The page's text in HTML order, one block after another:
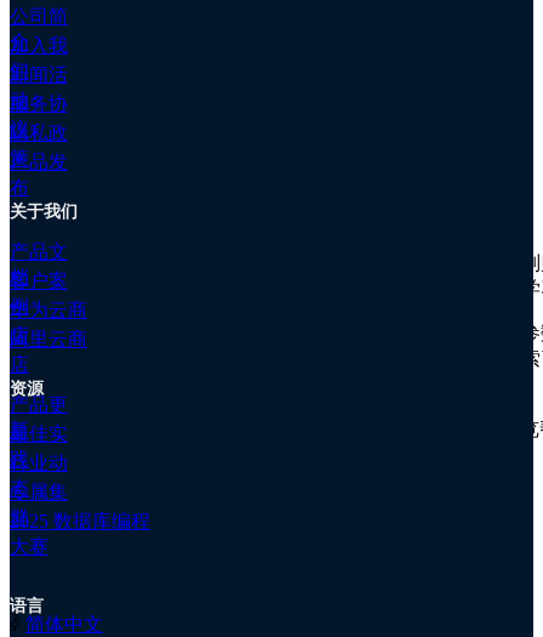
比
客
户
案
例
文
档
属
群
公
司
简
公
司
资
讯
关
于
入
有什么亮点？
在上期迭代中，NineData 正式发布针对 PostgreSQL 的
可视化表结构设计功能。要满足开发人员对于
PostgreSQL 图形化表结构设计的需求，NineData 的解
决思路如下：
模块化
：将建表语句的各项复杂的参数分类，然后分
键、分区、表选项
五个模块下，界面布局相当清晰，
参数全方位覆盖
：对于表、字段、约束等各种属性的
的创建、多种约束及普通
：提供便捷的交互操作，结合实时 SQL 预
NineData 的目标可以归纳为一句话：老鸟用能增加效
率，菜鸟用能快速上手。
公司简
介
加入我
们
新闻活
动
服务协
议
隐私政
策
产品发
布
关于我们
产品文
档
客户案
例
华为云商
店
阿里云商
店
资源
产品更
新
最佳实
践
行业动
态
专属集
群
2025 数据库编程
大赛
语言
ꀅ 简体中文